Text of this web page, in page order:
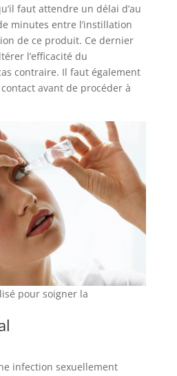
faut attendre un délai d’au
minutes entre l’instillation
de ce produit. Ce dernier
l’efficacité du
contraire. Il faut également
avant de procéder à
pour soigner la
infection sexuellement